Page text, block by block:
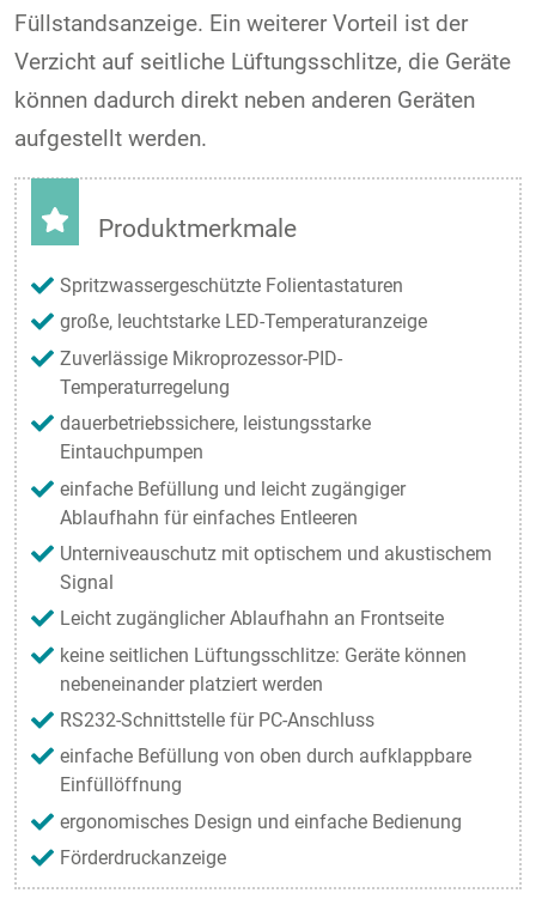
Füllstandsanzeige. Ein weiterer Vorteil ist der
Verzicht auf seitliche Lüftungsschlitze, die Geräte
können dadurch direkt neben anderen Geräten
aufgestellt werden.
Produktmerkmale
Spritzwassergeschützte Folientastaturen
große, leuchtstarke LED-Temperaturanzeige
Zuverlässige Mikroprozessor-PID-
Temperaturregelung
dauerbetriebssichere, leistungsstarke
Eintauchpumpen
einfache Befüllung und leicht zugängiger
Ablaufhahn für einfaches Entleeren
Unterniveauschutz mit optischem und akustischem
Signal
Leicht zugänglicher Ablaufhahn an Frontseite
keine seitlichen Lüftungsschlitze: Geräte können
nebeneinander platziert werden
RS232-Schnittstelle für PC-Anschluss
einfache Befüllung von oben durch aufklappbare
Einfüllöffnung
ergonomisches Design und einfache Bedienung
Förderdruckanzeige